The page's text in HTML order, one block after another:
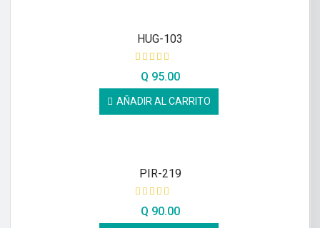
HUG-103
Q 95.00
AÑADIR AL CARRITO
PIR-219
Q 90.00